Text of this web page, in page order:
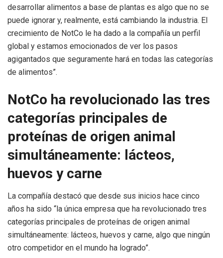
desarrollar alimentos a base de plantas es algo que no se
puede ignorar y, realmente, está cambiando la industria. El
crecimiento de NotCo le ha dado a la compañía un perfil
global y estamos emocionados de ver los pasos
agigantados que seguramente hará en todas las categorías
de alimentos”.
NotCo ha revolucionado las tres
categorías principales de
proteínas de origen animal
simultáneamente: lácteos,
huevos y carne
La compañía destacó que desde sus inicios hace cinco
años ha sido “la única empresa que ha revolucionado tres
categorías principales de proteínas de origen animal
simultáneamente: lácteos, huevos y carne, algo que ningún
otro competidor en el mundo ha logrado”.